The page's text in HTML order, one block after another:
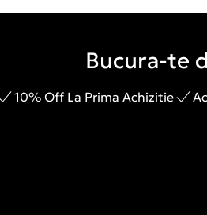
Bucura-te
10% Off La Prima Achizitie